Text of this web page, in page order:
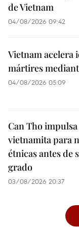
de Vietnam
04/08/2026 09:42
Vietnam acelera
mártires
04/08/2026 05:09
Can Tho
vietnamita para
étnicas antes de
grado
03/08/2026 20:37